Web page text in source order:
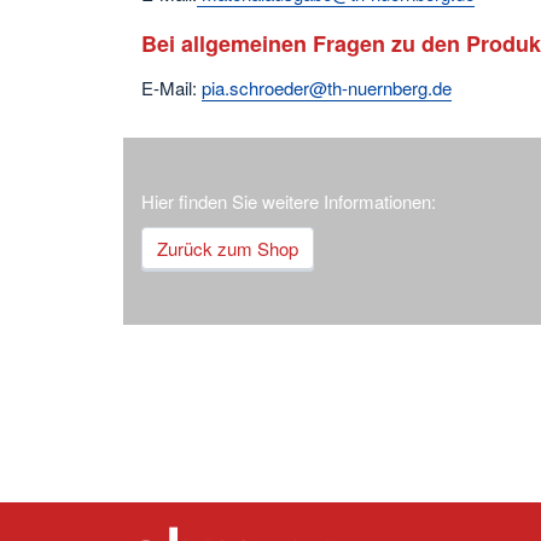
Bei allgemeinen Fragen zu den
E-Mail: pia.schroeder@th-nuernberg.de
Hier finden Sie weitere Informationen:
Zurück zum Shop